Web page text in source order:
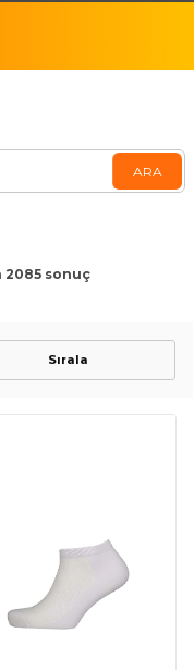
2085 sonuç
Sırala